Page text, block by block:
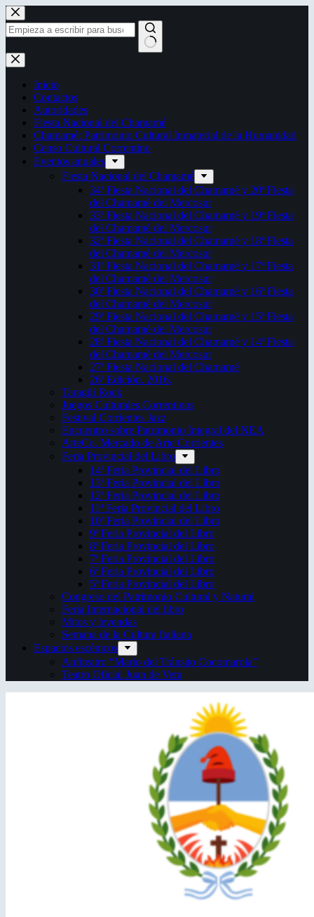
Saltar
al
contenido
Sin
resultados
Inicio
Contactos
Autoridades
Fiesta Nacional del Chamamé
Chamamé: Patrimonio Cultural Inmaterial de la Humanidad
Censo Cultural Correntino
Eventos anuales
Fiesta Nacional del Chamamé
34ª Fiesta Nacional del Chamamé y 20ª Fiesta
del Chamamé del Mercosur
33ª Fiesta Nacional del Chamamé y 19ª Fiesta
del Chamamé del Mercosur
32ª Fiesta Nacional del Chamamé y 18ª Fiesta
del Chamamé del Mercosur
31ª Fiesta Nacional del Chamamé y 17ª Fiesta
del Chamamé del Mercosur
30ª Fiesta Nacional del Chamamé y 16ª Fiesta
del Chamamé del Mercosur
29ª Fiesta Nacional del Chamamé y 15ª Fiesta
del Chamamé del Mercosur
28ª Fiesta Nacional del Chamamé y 14ª Fiesta
del Chamamé del Mercosur
27ª Fiesta Nacional del Chamamé
26ª Edición. 2016.
Taragüi Rock
Juegos Culturales Correntinos
Festival Corrientes Jazz
Encuentro sobre Patrimonio Integral del NEA
ArteCo. Mercado de Arte Corrientes
Feria Provincial del Libro
14ª Feria Provincial del Libro
13ª Feria Provincial del Libro
12ª Feria Provincial del Libro
11ª Feria Provincial del Libro
10ª Feria Provincial del Libro
9ª Feria Provincial del Libro
8ª Feria Provincial del Libro
7ª Feria Provincial del Libro
6ª Feria Provincial del Libro
5ª Feria Provincial del Libro
Congreso del Patrimonio Cultural y Natural
Feria Internacional del libro
Mitos y leyendas
Semana de la Cultura Italiana
Espacios escénicos
Anfiteatro “Mario del Tránsito Cocomarola”
Teatro Oficial Juan de Vera